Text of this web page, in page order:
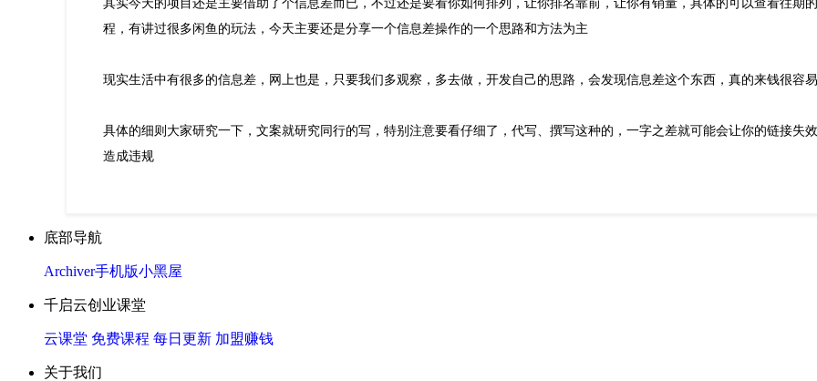
其实今天的项目还是主要借助了个信息差而已，不过还是要看你如何排列，让你排名靠前，让你有销量，具体的可以查看往期
程，有讲过很多闲鱼的玩法，今天主要还是分享一个信息差操作的一个思路和方法为主
现实生活中有很多的信息差，网上也是，只要我们多观察，多去做，开发自己的思路，会发现信息差这个东西，真的来钱很容易
具体的细则大家研究一下，文案就研究同行的写，特别注意要看仔细了，代写、撰写这种的，一字之差就可能会让你的链接失效
造成违规
底部导航
Archiver手机版小黑屋
千启云创业课堂
云课堂 免费课程 每日更新 加盟赚钱
关于我们